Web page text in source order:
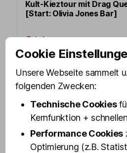
Kult-Kieztour mit Drag
[Start: Olivia Jones Bar]
12.08.2026 Mittwoch
19:30 - 21:10
Kult-Kieztour mit Drag
[Start: Olivia Jones Bar]
Cookie
Unsere Webseite sammelt
folgenden Zwecken:
Technische Cookies
Kernfunktion +
Performance Cookies
Optimierung (z.B.